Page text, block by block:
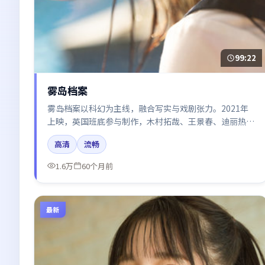
99:22
雾岛档案
雾岛档案以科幻为主线，融合写实与戏剧张力。2021年
上映，英国班底参与制作，木村拓哉、王景春、迪丽热
巴、张子枫在片中呈现细腻表演，影像风格统一，配乐与
剪辑强化了情绪曲线。
高清
流畅
1.6万
60个月前
最新